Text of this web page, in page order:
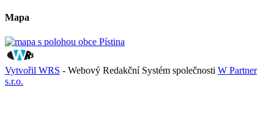
Mapa
Vytvořil WRS - Webový Redakční Systém společnosti W Partner
s.r.o.